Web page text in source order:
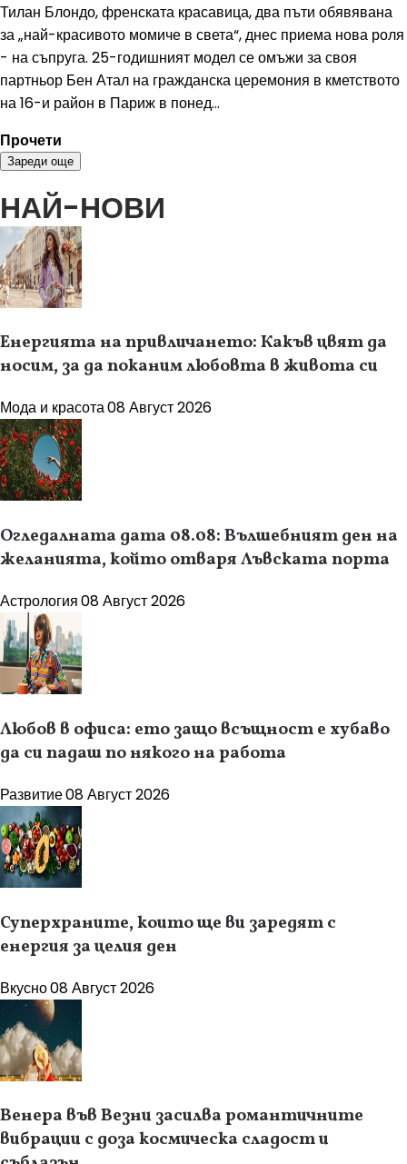
Тилан Блондо, френската красавица, два пъти обявявана
за „най-красивото момиче в света“, днес приема нова роля
- на съпруга. 25-годишният модел се омъжи за своя
партньор Бен Атал на гражданска церемония в кметството
на 16-и район в Париж в понед...
Прочети
Зареди още
НАЙ-НОВИ
Енергията на привличането: Какъв цвят да
носим, за да поканим любовта в живота си
Мода и красота08 Август 2026
Огледалната дата 08.08: Вълшебният ден на
желанията, който отваря Лъвската порта
Астрология08 Август 2026
Любов в офиса: ето защо всъщност е хубаво
да си падаш по някого на работа
Развитие08 Август 2026
Суперхраните, които ще ви заредят с
енергия за целия ден
Вкусно08 Август 2026
Венера във Везни засилва романтичните
вибрации с доза космическа сладост и